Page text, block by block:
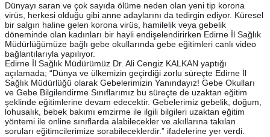
Dünyayı saran ve çok sayıda ölüme neden olan yeni tip korona
virüs, herkesi olduğu gibi anne adaylarını da tedirgin ediyor. Küresel
bir salgın haline gelen korona virüs, hamilelik veya gebelik
döneminde olan kadınları bir hayli endişelendirirken Edirne İl Sağlık
Müdürlüğümüze bağlı gebe okullarında gebe eğitimleri canlı video
bağlantılarıyla yapılıyor.
Edirne İl Sağlık Müdürümüz Dr. Ali Cengiz KALKAN yaptığı
açılamada; “Dünya ve ülkemizin geçirdiği zorlu süreçte Edirne İl
Sağlık Müdürlüğü olarak Gebelerimizin Yanındayız! Gebe Okulları
ve Gebe Bilgilendirme Sınıflarımız bu süreçte de uzaktan eğitim
şeklinde eğitimlerine devam edecektir. Gebelerimiz gebelik, doğum,
lohusalık, bebek bakımı emzirme ile ilgili bilgileri uzaktan eğitim
yöntemi ile online sınıflarda alabilecekler ve akıllarına takılan
soruları eğitimcilerimize sorabileceklerdir.” ifadelerine yer verdi.